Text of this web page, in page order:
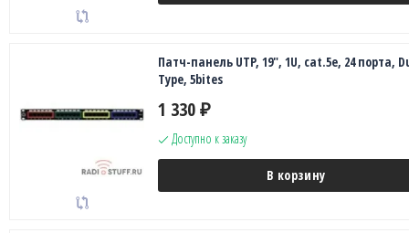
Патч-панель UTP, 19", 1U, cat.5e, 24 порта,
Type, 5bites
1 330 ₽
Доступно к заказу
В корзину